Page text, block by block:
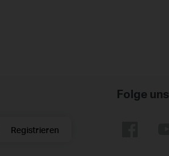
Registrieren
Folge uns